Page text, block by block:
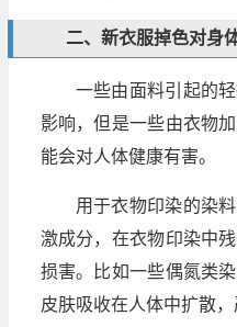
二、新衣服掉色对身
一些由面料引起的
影响，但是一些由衣物
能会对人体健康有害。
用于衣物印染的染
激成分，在衣物印染中
损害。比如一些偶氮类
皮肤吸收在人体中扩散，